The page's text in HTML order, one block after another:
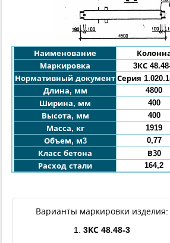
Наименование
Маркировка
3КС
Нормативный документ Серия
Длина, мм
4800
Ширина, мм
400
Высота, мм
400
Масса, кг
1919
Объем, м3
0,77
Класс бетона
В30
Расход стали
164,2
Варианты маркировки изделия:
1. 3КС 48.48-3